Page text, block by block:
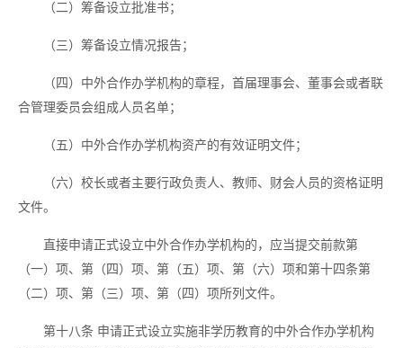
（二）筹备设立批准书；
（三）筹备设立情况报告；
（四）中外合作办学机构的章程，首届理事会、董事会或者联
合管理委员会组成人员名单；
（五）中外合作办学机构资产的有效证明文件；
（六）校长或者主要行政负责人、教师、财会人员的资格证明
文件。
直接申请正式设立中外合作办学机构的，应当提交前款第
（一）项、第（四）项、第（五）项、第（六）项和第十四条第
（二）项、第（三）项、第（四）项所列文件。
第十八条 申请正式设立实施非学历教育的中外合作办学机构